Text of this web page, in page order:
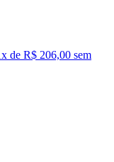
x de R$ 206,00 sem